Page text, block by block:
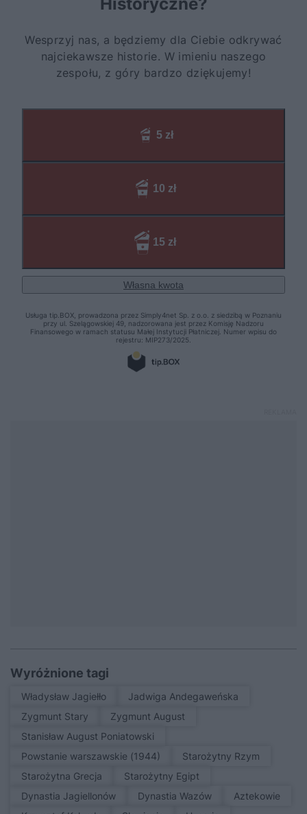
Wyróżnione tagi
Władysław Jagiełło
Jadwiga Andegaweńska
Zygmunt Stary
Zygmunt August
Stanisław August Poniatowski
Powstanie warszawskie (1944)
Starożytny Rzym
Starożytna Grecja
Starożytny Egipt
Dynastia Jagiellonów
Dynastia Wazów
Aztekowie